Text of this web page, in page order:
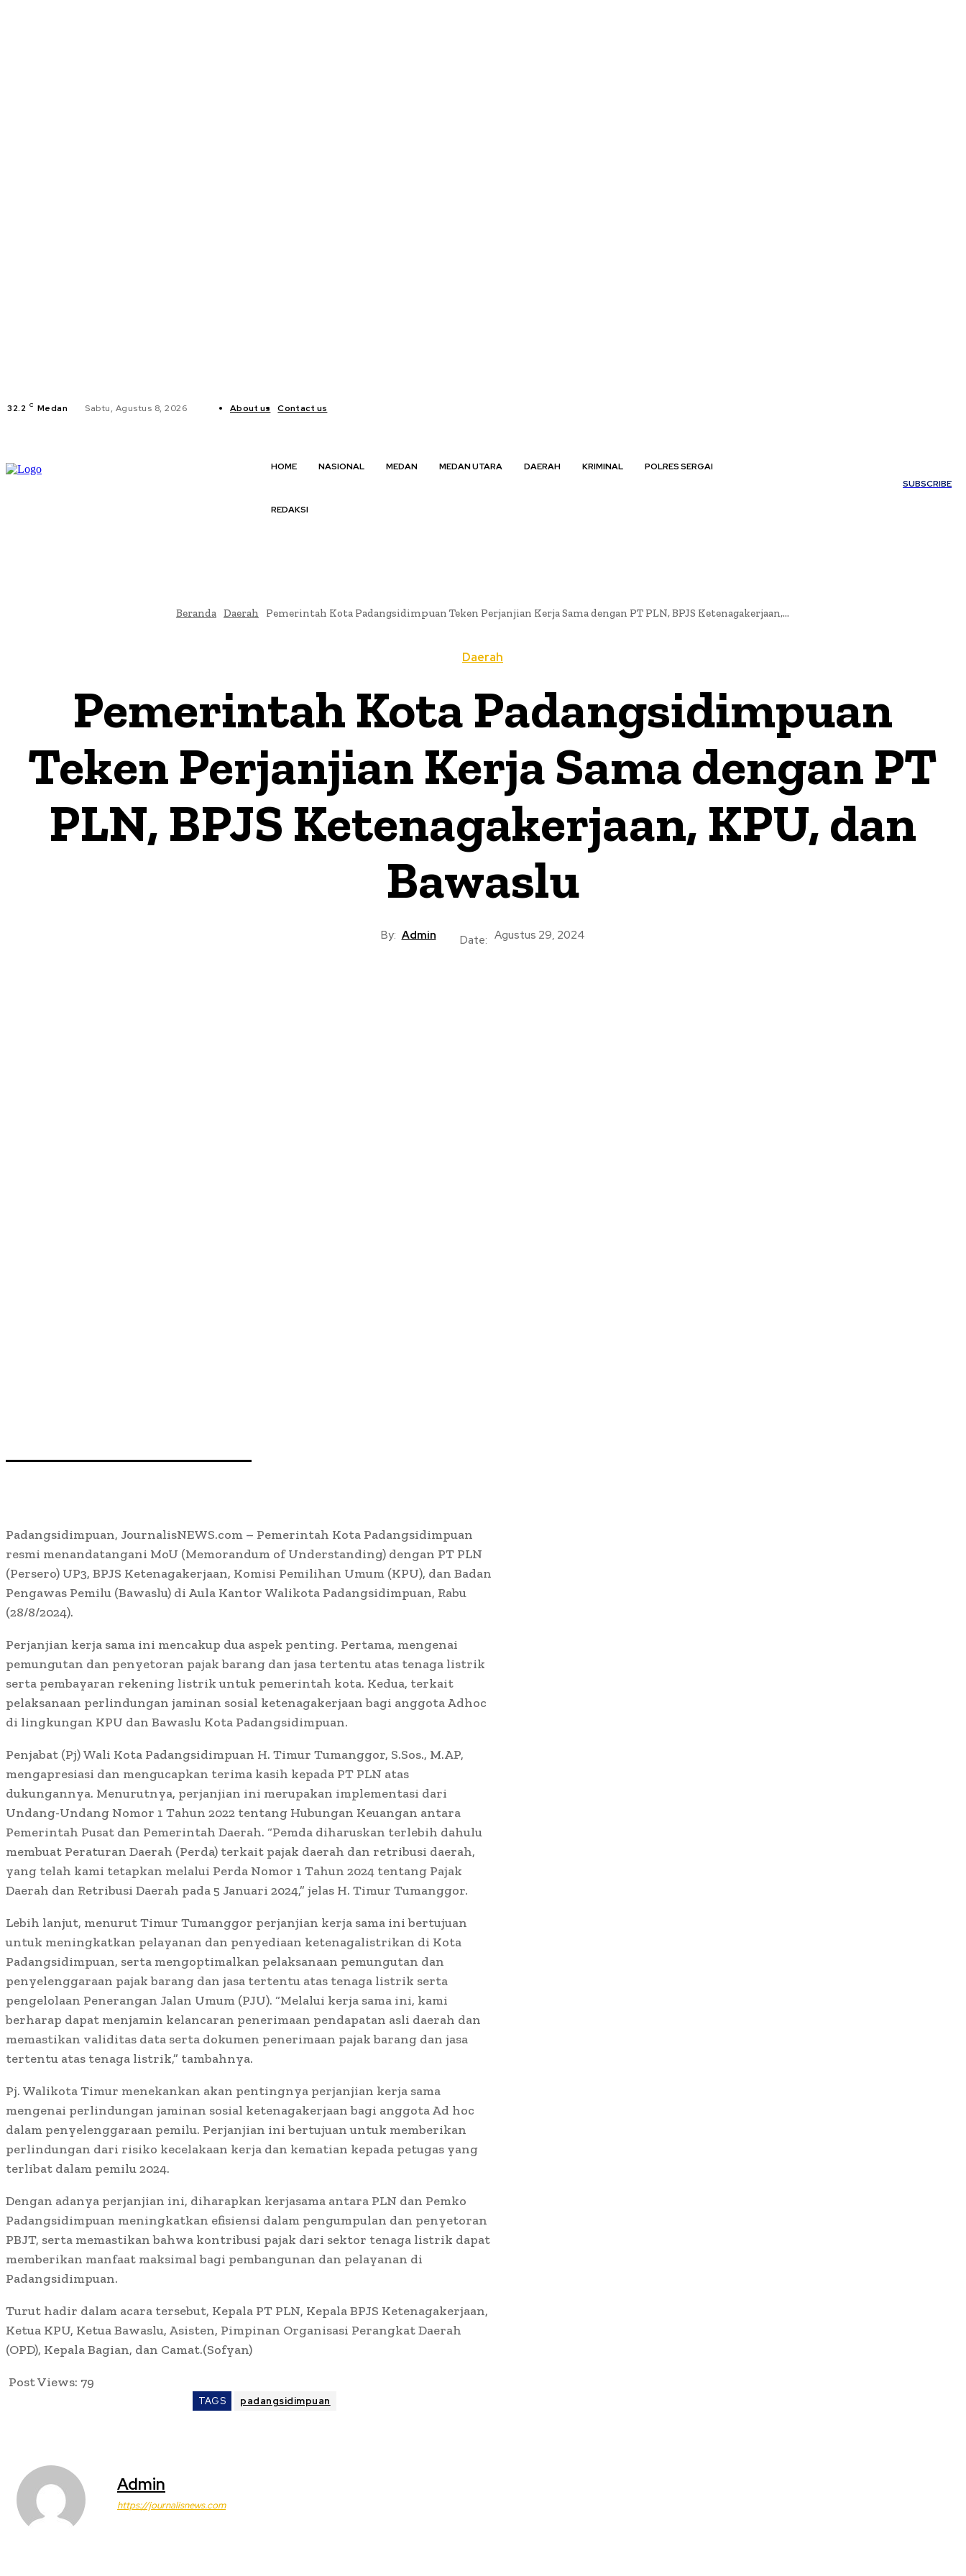
32.2 C Medan Sabtu, Agustus 8, 2026 About us Contact us
HOME NASIONAL MEDAN MEDAN UTARA DAERAH KRIMINAL POLRES SERGAI
REDAKSI
SUBSCRIBE
Beranda Daerah Pemerintah Kota Padangsidimpuan Teken Perjanjian Kerja Sama dengan PT PLN, BPJS Ketenagakerjaan,...
Daerah
Pemerintah Kota Padangsidimpuan
Teken Perjanjian Kerja Sama dengan PT
PLN, BPJS Ketenagakerjaan, KPU, dan
Bawaslu
By: Admin Date: Agustus 29, 2024
Padangsidimpuan, JournalisNEWS.com – Pemerintah Kota Padangsidimpuan
resmi menandatangani MoU (Memorandum of Understanding) dengan PT PLN
(Persero) UP3, BPJS Ketenagakerjaan, Komisi Pemilihan Umum (KPU), dan Badan
Pengawas Pemilu (Bawaslu) di Aula Kantor Walikota Padangsidimpuan, Rabu
(28/8/2024).
Perjanjian kerja sama ini mencakup dua aspek penting. Pertama, mengenai
pemungutan dan penyetoran pajak barang dan jasa tertentu atas tenaga listrik
serta pembayaran rekening listrik untuk pemerintah kota. Kedua, terkait
pelaksanaan perlindungan jaminan sosial ketenagakerjaan bagi anggota Adhoc
di lingkungan KPU dan Bawaslu Kota Padangsidimpuan.
Penjabat (Pj) Wali Kota Padangsidimpuan H. Timur Tumanggor, S.Sos., M.AP,
mengapresiasi dan mengucapkan terima kasih kepada PT PLN atas
dukungannya. Menurutnya, perjanjian ini merupakan implementasi dari
Undang-Undang Nomor 1 Tahun 2022 tentang Hubungan Keuangan antara
Pemerintah Pusat dan Pemerintah Daerah. “Pemda diharuskan terlebih dahulu
membuat Peraturan Daerah (Perda) terkait pajak daerah dan retribusi daerah,
yang telah kami tetapkan melalui Perda Nomor 1 Tahun 2024 tentang Pajak
Daerah dan Retribusi Daerah pada 5 Januari 2024,” jelas H. Timur Tumanggor.
Lebih lanjut, menurut Timur Tumanggor perjanjian kerja sama ini bertujuan
untuk meningkatkan pelayanan dan penyediaan ketenagalistrikan di Kota
Padangsidimpuan, serta mengoptimalkan pelaksanaan pemungutan dan
penyelenggaraan pajak barang dan jasa tertentu atas tenaga listrik serta
pengelolaan Penerangan Jalan Umum (PJU). “Melalui kerja sama ini, kami
berharap dapat menjamin kelancaran penerimaan pendapatan asli daerah dan
memastikan validitas data serta dokumen penerimaan pajak barang dan jasa
tertentu atas tenaga listrik,” tambahnya.
Pj. Walikota Timur menekankan akan pentingnya perjanjian kerja sama
mengenai perlindungan jaminan sosial ketenagakerjaan bagi anggota Ad hoc
dalam penyelenggaraan pemilu. Perjanjian ini bertujuan untuk memberikan
perlindungan dari risiko kecelakaan kerja dan kematian kepada petugas yang
terlibat dalam pemilu 2024.
Dengan adanya perjanjian ini, diharapkan kerjasama antara PLN dan Pemko
Padangsidimpuan meningkatkan efisiensi dalam pengumpulan dan penyetoran
PBJT, serta memastikan bahwa kontribusi pajak dari sektor tenaga listrik dapat
memberikan manfaat maksimal bagi pembangunan dan pelayanan di
Padangsidimpuan.
Turut hadir dalam acara tersebut, Kepala PT PLN, Kepala BPJS Ketenagakerjaan,
Ketua KPU, Ketua Bawaslu, Asisten, Pimpinan Organisasi Perangkat Daerah
(OPD), Kepala Bagian, dan Camat.(Sofyan)
Post Views: 79
TAGS padangsidimpuan
Admin
https://journalisnews.com